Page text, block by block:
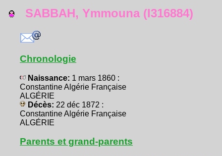
SABBAH, Ymmouna (I316884)
Chronologie
Naissance: 1 mars 1860 :
Constantine Algérie Française
ALGÉRIE
Décès: 22 déc 1872 :
Constantine Algérie Française
ALGÉRIE
Parents et grand-parents